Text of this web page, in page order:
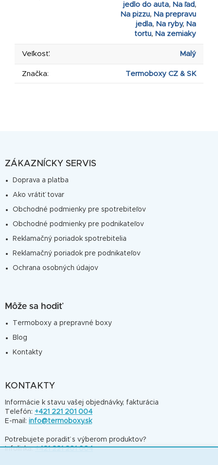
jedlo do auta, Na ľad ,
Na pizzu, Na prepravu
jedla, Na ryby, Na
tortu, Na zemiaky
Veľkosť: Malý
Značka: Termoboxy CZ & SK
pZÁKAZNÍCKY SERVIS
Doprava a platba
Ako vrátiť tovar
Obchodné podmienky pre spotrebiteľov
Obchodné podmienky pre podnikateľov
Reklamačný poriadok spotrebitelia
Reklamačný poriadok pre podnikateľov
Ochrana osobných údajov
Môže sa hodiť
Termoboxy a prepravné boxy
Blog
Kontakty
KONTAKTY
Informácie k stavu vašej objednávky, fakturácia
Telefón: +421 221 201 004
E-mail: info@termoboxy.sk
Potrebujete poradiť s výberom produktov?
Infolinka:+421 221 201 004